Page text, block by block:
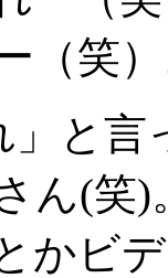
（笑
」と
ん(笑
かビ